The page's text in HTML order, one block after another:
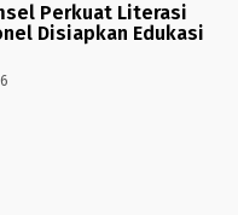
Perkuat Literasi
Disiapkan Edukasi